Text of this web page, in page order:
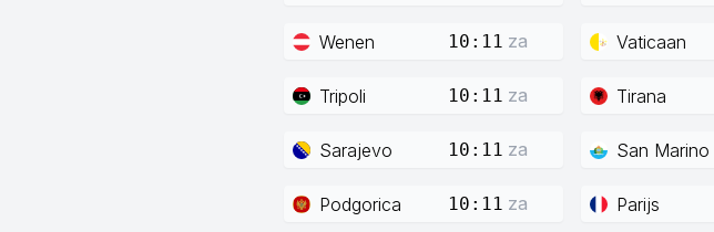
Wenen 10:11 za Vaticaan
Tripoli 10:11 za Tirana
Sarajevo 10:11 za San Marino
Podgorica 10:11 za Parijs